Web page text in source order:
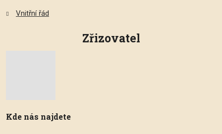
Vnitřní řád
Zřizovatel
Kde nás najdete